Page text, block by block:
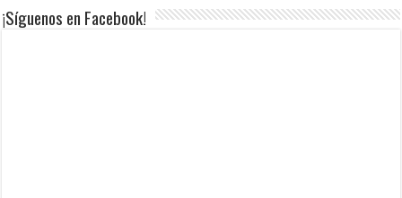
¡Síguenos en Facebook!